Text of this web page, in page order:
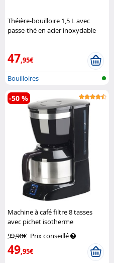
Théière-bouilloire 1,5 L avec
passe-thé en acier inoxydable
47,95€
Bouilloires
Machine à café filtre 8 tasses
avec pichet isotherme
Rosenstein & Söhne
99,90€ Prix conseillé
49,95€
-50 %